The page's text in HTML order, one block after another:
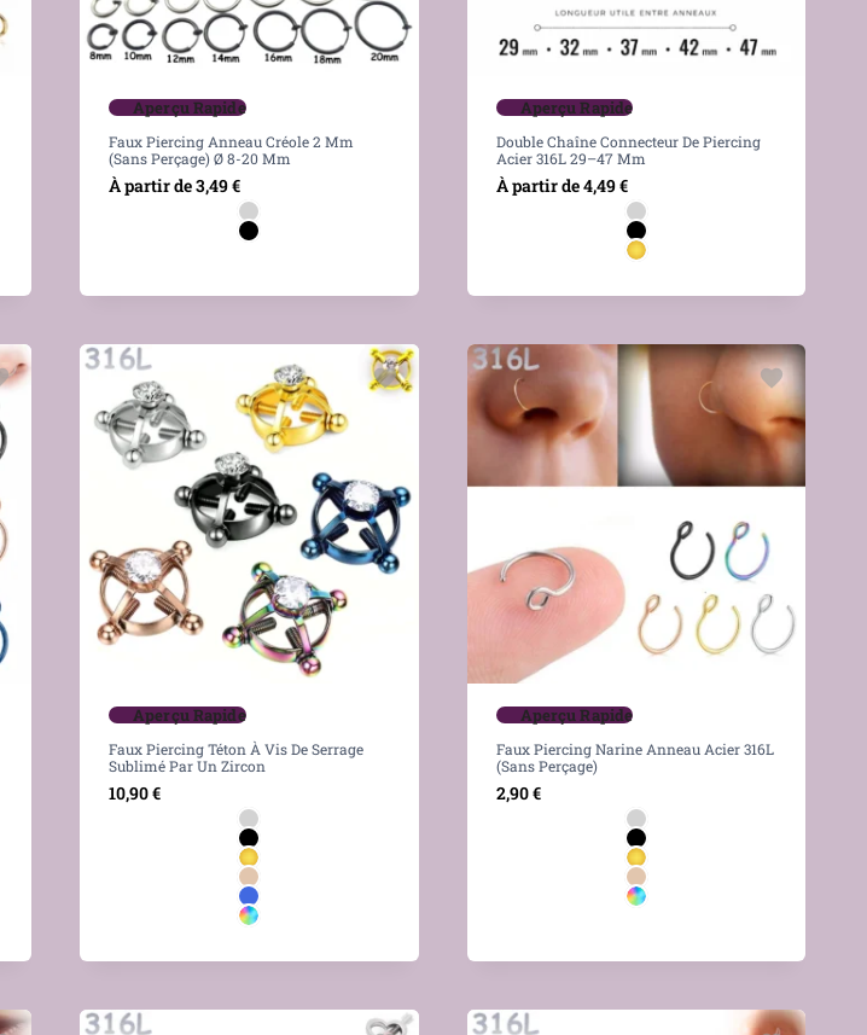
Aperçu Rapide
Faux Piercing Anneau Créole 2 Mm
(sans Perçage) Ø 8-20 Mm
À partir de3,49€
Aperçu Rapide
Double Chaîne Connecteur De Piercing
Acier 316L 29–47 Mm
À partir de4,49€
Aperçu Rapide
Faux Piercing Téton À Vis De Serrage
Sublimé Par Un Zircon
10,90€
Aperçu Rapide
Faux Piercing Narine Anneau Acier 316L
(Sans Perçage)
2,90€